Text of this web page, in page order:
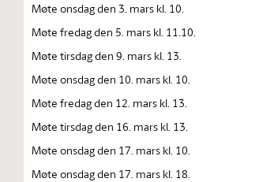
Møte onsdag den 3. mars kl. 10.
Møte fredag den 5. mars kl. 11.10.
Møte tirsdag den 9. mars kl. 13.
Møte onsdag den 10. mars kl. 10.
Møte fredag den 12. mars kl. 13.
Møte tirsdag den 16. mars kl. 13.
Møte onsdag den 17. mars kl. 10.
Møte onsdag den 17. mars kl. 18.